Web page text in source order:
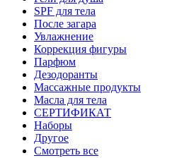
SPF для тела
После загара
Увлажнение
Коррекция фигуры
Парфюм
Дезодоранты
Массажные продукты
Масла для тела
СЕРТИФИКАТ
Наборы
Другое
Смотреть все